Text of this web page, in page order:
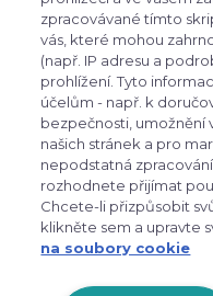
9
chevron_left
zpracovávané tímto
vás, které mohou
(např. IP adresu a
prohlížení. Tyto
účelům - např. k
bezpečnosti, umožnění
našich stránek a pro
nepodstatná
rozhodnete přijímat
Chcete-li přizpůsobit
klikněte sem a upravte
na soubory cookie